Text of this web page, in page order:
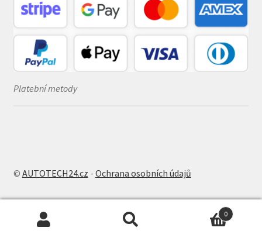
Platební metody
© AUTOTECH24.cz - Ochrana osobních údajů
0